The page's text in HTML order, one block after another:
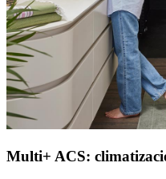
Multi+ ACS: